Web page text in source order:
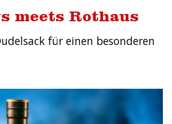
meets Rothaus
für einen besonderen